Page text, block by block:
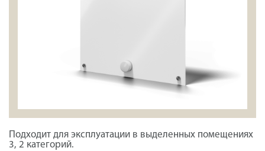
Подходит для эксплуатации в выделенных помещениях
3, 2 категорий.